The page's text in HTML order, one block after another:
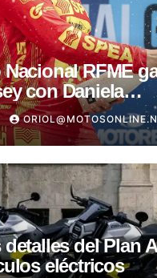
RFME
con Daniela
y Bou firma otro
del Plan
eléctricos